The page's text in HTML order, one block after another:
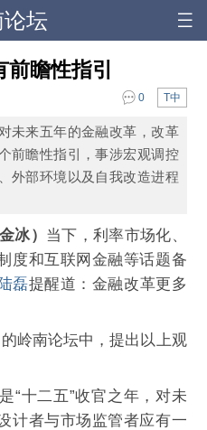
坛
瞻性指引
T中
0
未来五年的金融改革，改革
前瞻性指引，事涉宏观调控
外部环境以及自我改造进程
冰） 当下，利率市场化、
度和互联网金融等话题备
陆磊提醒道：金融改革更多
南论坛中，提出以上观
十二五”收官之年，对未
计者与市场监管者应有一